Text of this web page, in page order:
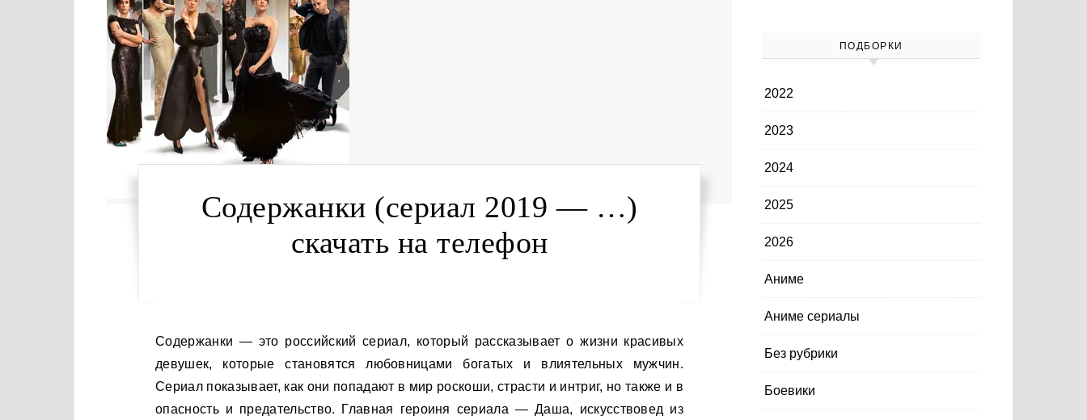
Содержанки (сериал 2019 — …)
скачать на телефон
Содержанки — это российский сериал, который рассказывает о жизни красивых
девушек, которые становятся любовницами богатых и влиятельных мужчин.
Сериал показывает, как они попадают в мир роскоши, страсти и интриг, но также и в
опасность и предательство. Главная героиня сериала — Даша, искусствовед из
ПОДБОРКИ
2022
2023
2024
2025
2026
Аниме
Аниме сериалы
Без рубрики
Боевики